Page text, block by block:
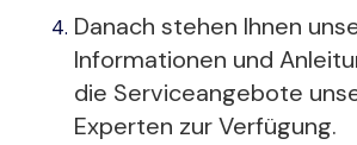
Danach stehen Ihnen
Informationen und
die Serviceangebote
Experten zur Verfügung.